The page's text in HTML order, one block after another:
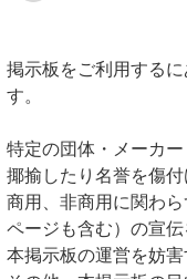
掲示板をご利用する
す。
特定の団体・メーカ
揶揄したり名誉を傷付
商用、非商用に関わ
ページも含む）の宣伝
本掲示板の運営を妨害